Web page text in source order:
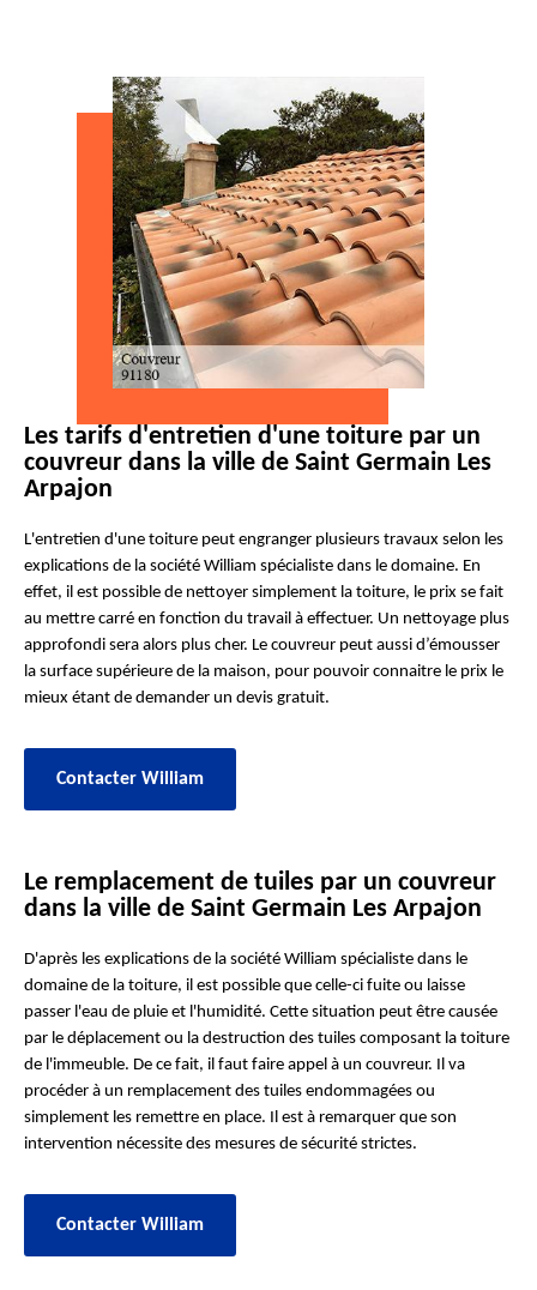
Les tarifs d'entretien d'une toiture par un
couvreur dans la ville de Saint Germain Les
Arpajon
L'entretien d'une toiture peut engranger plusieurs travaux selon les
explications de la société William spécialiste dans le domaine. En
effet, il est possible de nettoyer simplement la toiture, le prix se fait
au mettre carré en fonction du travail à effectuer. Un nettoyage plus
approfondi sera alors plus cher. Le couvreur peut aussi d’émousser
la surface supérieure de la maison, pour pouvoir connaitre le prix le
mieux étant de demander un devis gratuit.
Contacter William
Le remplacement de tuiles par un couvreur
dans la ville de Saint Germain Les Arpajon
D'après les explications de la société William spécialiste dans le
domaine de la toiture, il est possible que celle-ci fuite ou laisse
passer l'eau de pluie et l'humidité. Cette situation peut être causée
par le déplacement ou la destruction des tuiles composant la toiture
de l'immeuble. De ce fait, il faut faire appel à un couvreur. Il va
procéder à un remplacement des tuiles endommagées ou
simplement les remettre en place. Il est à remarquer que son
intervention nécessite des mesures de sécurité strictes.
Contacter William